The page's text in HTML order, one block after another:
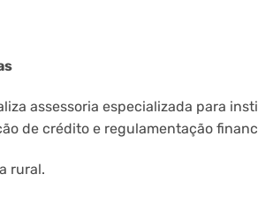
assessoria especializada para
de crédito e regulamentação
rural.